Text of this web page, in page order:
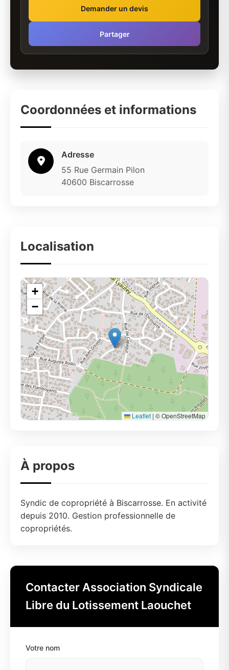
Demander un devis
Partager
Coordonnées et informations
Adresse
55 Rue Germain Pilon
40600 Biscarrosse
Localisation
+
−
Leaflet | © OpenStreetMap
À propos
Syndic de copropriété à Biscarrosse. En activité
depuis 2010. Gestion professionnelle de
copropriétés.
Contacter Association Syndicale
Libre du Lotissement Laouchet
Votre nom